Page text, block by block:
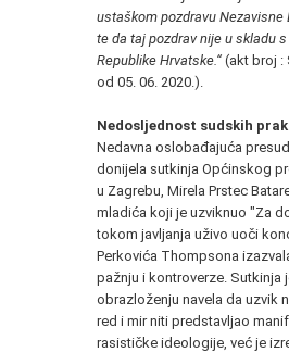
ustaškom pozdravu Nezavisne
te da taj pozdrav nije u skladu
Republike Hrvatske.“ (akt broj :
od 05. 06. 2020.).
Nedosljednost sudskih
Nedavna oslobađajuća
donijela sutkinja Općinskog
u Zagrebu, Mirela Prstec
mladića koji je uzviknuo "Za
tokom javljanja uživo uoči
Perkovića Thompsona
pažnju i kontroverze. Sutkinja
obrazloženju navela da uzvik
red i mir niti predstavljao
rasističke ideologije, već je